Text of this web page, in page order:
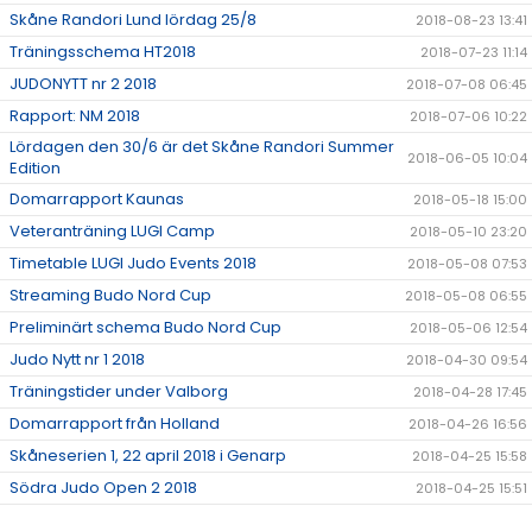
Skåne Randori Lund lördag 25/8 2018-08-23 13:41
Träningsschema HT2018 2018-07-23 11:14
JUDONYTT nr 2 2018 2018-07-08 06:45
Rapport: NM 2018 2018-07-06 10:22
Lördagen den 30/6 är det Skåne Randori Summer
Edition
2018-06-05 10:04
Domarrapport Kaunas 2018-05-18 15:00
Veteranträning LUGI Camp 2018-05-10 23:20
Timetable LUGI Judo Events 2018 2018-05-08 07:53
Streaming Budo Nord Cup 2018-05-08 06:55
Preliminärt schema Budo Nord Cup 2018-05-06 12:54
Judo Nytt nr 1 2018 2018-04-30 09:54
Träningstider under Valborg 2018-04-28 17:45
Domarrapport från Holland 2018-04-26 16:56
Skåneserien 1, 22 april 2018 i Genarp 2018-04-25 15:58
Södra Judo Open 2 2018 2018-04-25 15:51